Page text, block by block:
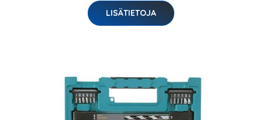
LISÄTIETOJA